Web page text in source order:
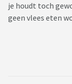
je houdt toch
geen vlees eten